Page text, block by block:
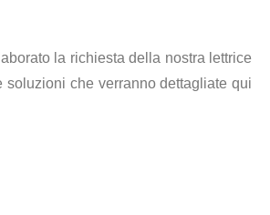
la richiesta della nostra lettrice
soluzioni che verranno dettagliate qui